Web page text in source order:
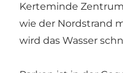
Kerteminde
wie der Nordstrand
wird das Wasser